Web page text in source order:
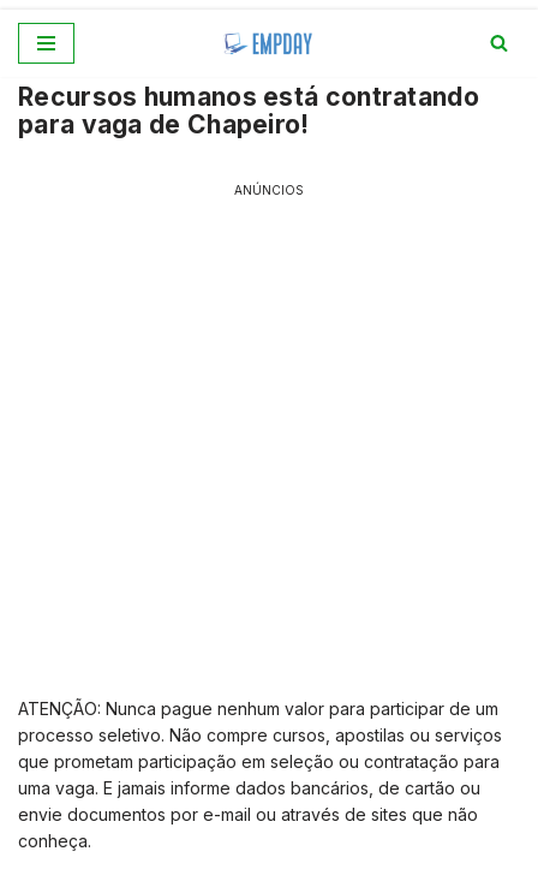
para
o
Recursos humanos está contratando
para vaga de Chapeiro!
ANÚNCIOS
ATENÇÃO: Nunca pague nenhum valor para participar de um
processo seletivo. Não compre cursos, apostilas ou serviços
que prometam participação em seleção ou contratação para
uma vaga. E jamais informe dados bancários, de cartão ou
envie documentos por e-mail ou através de sites que não
conheça.